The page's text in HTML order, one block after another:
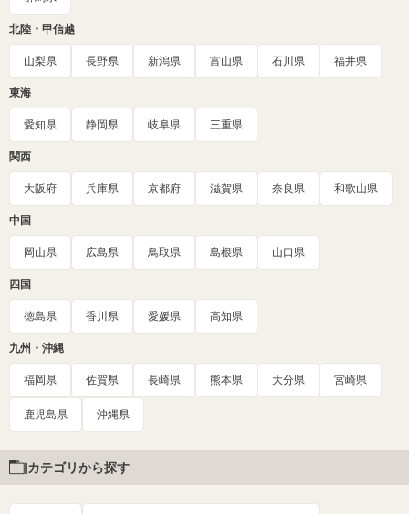
北陸・甲信越
山梨県 長野県 新潟県 富山県 石川県 福井県
東海
愛知県 静岡県 岐阜県 三重県
関西
大阪府 兵庫県 京都府 滋賀県 奈良県 和歌山県
中国
岡山県 広島県 鳥取県 島根県 山口県
四国
徳島県 香川県 愛媛県 高知県
九州・沖縄
福岡県 佐賀県 長崎県 熊本県 大分県 宮崎県
鹿児島県 沖縄県
カテゴリから探す